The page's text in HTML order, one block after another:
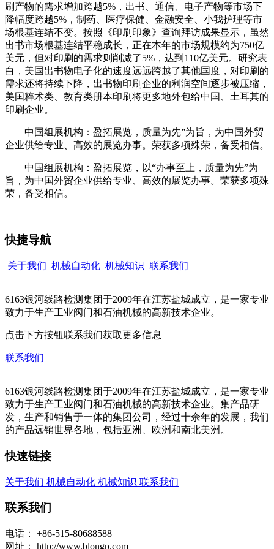
刷产物的需求增加跨越5%，出书、通信、电子产物等市场下
降幅度跨越5%，制药、医疗保健、金融安全、小我护理等市
场根基连结不变。按照《印刷印象》查询拜访成果显示，虽然
出书市场根基连结平稳成长，正在本年的市场规模约为750亿
美元，但对印刷的需求则削减了5%，达到110亿美元。研究表
白，美国出书物电子化的速度远远跨越了其他国度，对印刷的
需求还将持续下降，出书物印刷企业的利润空间逐步被压缩，
美国粹术类、教育类册本印刷将更多地外包给中国、土耳其的
印刷企业。
中国组展机构：盈拓展览，质量为先”为旨，为中国外贸
企业供给专业、高效的展览办事。荣获多项殊荣，备受相信。
中国组展机构：盈拓展览，以“办事至上，质量为先”为
旨，为中国外贸企业供给专业、高效的展览办事。荣获多项殊
荣，备受相信。
快捷导航
关于我们 机械自动化 机械知识 联系我们
6163银河线路检测集团于2009年在江苏盐城成立，是一家专业
致力于生产工业阀门和石油机械的高新技术企业。
点击下方按钮联系我们获取更多信息
联系我们
6163银河线路检测集团于2009年在江苏盐城成立，是一家专业
致力于生产工业阀门和石油机械的高新技术企业。集产品研
发，生产和销售于一体的集团公司，经过十余年的发展，我们
的产品远销世界各地，包括亚洲、欧洲和南北美洲。
快速链接
关于我们 机械自动化 机械知识 联系我们
联系我们
电话：
+86-515-80688588
网址：
http://www.blongp.com